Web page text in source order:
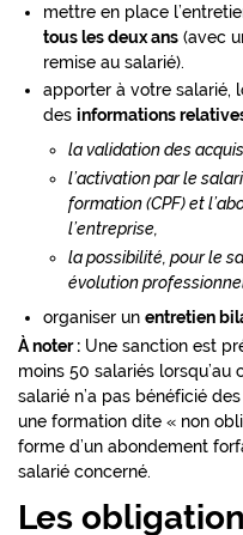
mettre en place
tous les deux ans (avec
remise au salarié).
apporter à votre salarié,
des informations
la validation des
l’activation par le
formation (CPF) et
l’entreprise,
la possibilité, pour le
évolution
organiser un entretien
À noter : Une sanction est
moins 50 salariés lorsqu’au
salarié n’a pas bénéficié
une formation dite « non
forme d’un abondement
salarié concerné.
Les